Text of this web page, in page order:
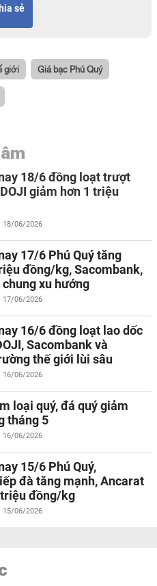
sẻ
giới Giá bạc Phú Quý
18/6 đồng loạt trượt
giảm hơn 1 triệu
18/06/2026
17/6 Phú Quý tăng
đồng/kg, Sacombank,
xu hướng
17/06/2026
16/6 đồng loạt lao dốc
Sacombank và
thế giới lùi sâu
16/06/2026
loại quý, đá quý giảm
tháng 5
16/06/2026
15/6 Phú Quý,
đà tăng mạnh, Ancarat
đồng/kg
15/06/2026